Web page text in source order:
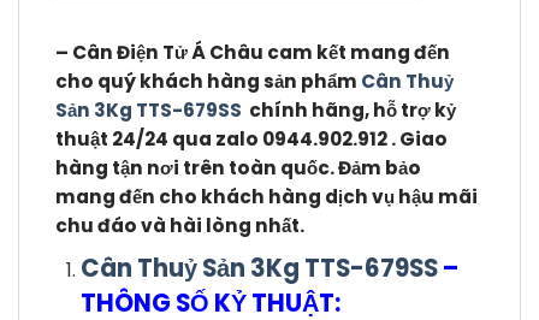
– Cân Điện Tử Á Châu cam kết mang đến
cho quý khách hàng sản phẩm Cân Thuỷ
Sản 3Kg TTS-679SS chính hãng, hỗ trợ kỷ
thuật 24/24 qua zalo 0944.902.912 . Giao
hàng tận nơi trên toàn quốc. Đảm bảo
mang đến cho khách hàng dịch vụ hậu mãi
chu đáo và hài lòng nhất.
Cân Thuỷ Sản 3Kg TTS-679SS–
THÔNG SỐ KỶ THUẬT: